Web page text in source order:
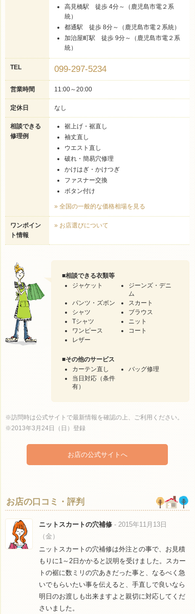
高見橋駅 徒歩 4分～（鹿児島市電２系
統）
都通駅 徒歩 8分～（鹿児島市電２系統）
加治屋町駅 徒歩 9分～（鹿児島市電２系
統）
TEL 099-297-5234
営業時間 11:00～20:00
定休日 なし
相談できる
修理例
裾上げ・裾直し
袖丈直し
ウエスト直し
破れ・簡易穴修理
かけはぎ・かけつぎ
ファスナー交換
ボタン付け
» 全国の一般的な価格相場を見る
ワンポイン
ト情報
» お店選びについて
■相談できる衣類等
ジャケット
ジーンズ・デニ
ム
パンツ・ズボン
スカート
シャツ
ブラウス
Tシャツ
ニット
ワンピース
コート
レザー
■その他のサービス
カーテン直し
バッグ修理
当日対応（条件
有）
※訪問時は公式サイトで最新情報を確認の上、ご利用ください。
※2013年3月24日（日）登録
お店の公式サイトへ
お店の口コミ・評判
ニットスカートの穴補修 - 2015年11月13日
（金）
ニットスカートの穴補修は外注との事で、お見積
もりに1～2日かかると説明を受けました。スカー
トの裾に数ミリの穴あきだった事と、なるべく急
いでもらいたい事を伝えると、手直しで良いなら
明日のお渡しも出来ますよと親切に対応してくだ
さいました。